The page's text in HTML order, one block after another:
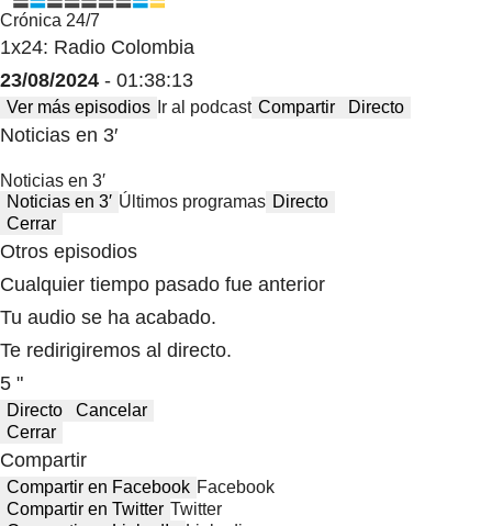
Crónica 24/7
1x24: Radio Colombia
23/08/2024 - 01:38:13
Ver más episodios Ir al podcast Compartir Directo
Noticias en 3′
Noticias en 3′
Noticias en 3′ Últimos programas Directo
Cerrar
Otros episodios
Cualquier tiempo pasado fue anterior
Tu audio se ha acabado.
Te redirigiremos al directo.
5 "
Directo
Cancelar
Cerrar
Compartir
Compartir en Facebook Facebook
Compartir en Twitter Twitter